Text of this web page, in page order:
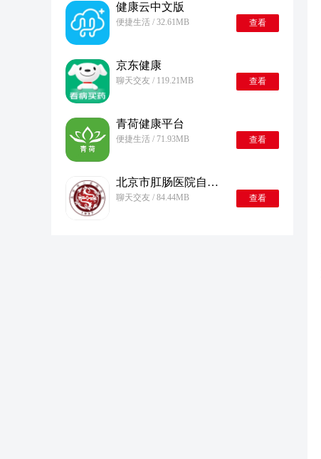
健康云中文版
便捷生活 / 32.61MB 查看
京东健康
聊天交友 / 119.21MB 查看
青荷健康平台
便捷生活 / 71.93MB 查看
北京市肛肠医院自定义版
聊天交友 / 84.44MB 查看